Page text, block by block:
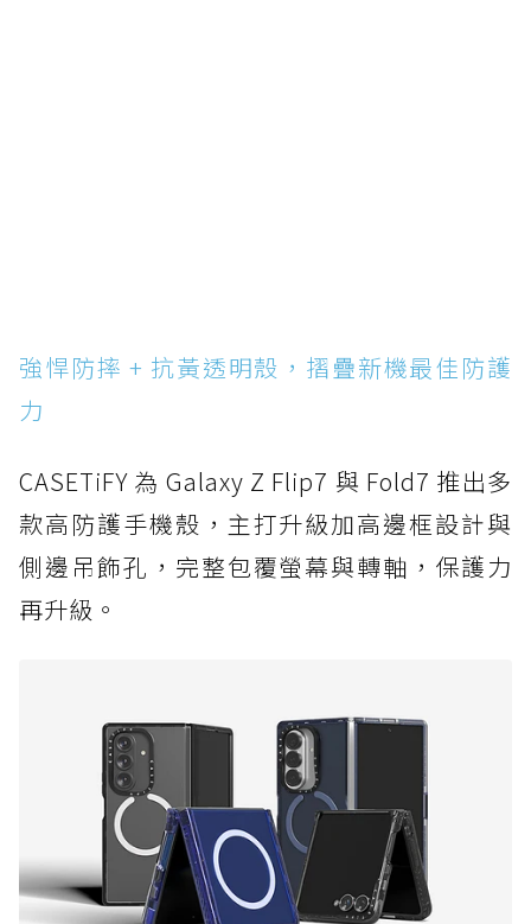
強悍防摔 + 抗黃透明殼，摺疊新機最佳防護
力
CASETiFY 為 Galaxy Z Flip7 與 Fold7 推出多
款高防護手機殼，主打升級加高邊框設計與
側邊吊飾孔，完整包覆螢幕與轉軸，保護力
再升級。